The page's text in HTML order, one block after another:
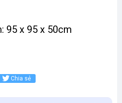
95 x 95 x 50cm
Chia sẻ